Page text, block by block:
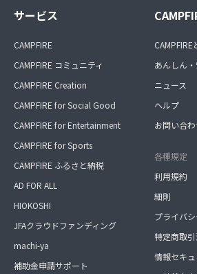
サービス
CAMPFIRE
CAMPFIRE コミュニティ
CAMPFIRE Creation
CAMPFIRE for Social Good
CAMPFIRE for Entertainment
CAMPFIRE for Sports
CAMPFIRE ふるさと納税
AD FOR ALL
HIOKOSHI
JFAクラウドファンディング
machi-ya
補助金申請サポート
CAMPFIRE
あんしん
ニュース
ヘルプ
お問い合
各種規定
利用規約
細則
プライバ
特定商取
情報セキ